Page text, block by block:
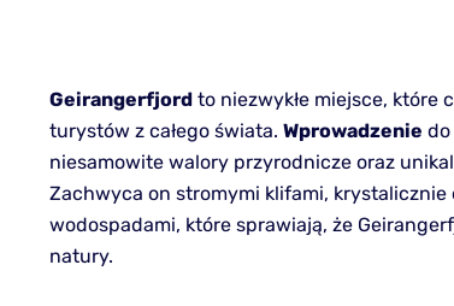
Geirangerfjord to niezwykłe miejsce, które
turystów z całego świata. Wprowadzenie
niesamowite walory przyrodnicze oraz
Zachwyca on stromymi klifami,
wodospadami, które sprawiają, że
natury.